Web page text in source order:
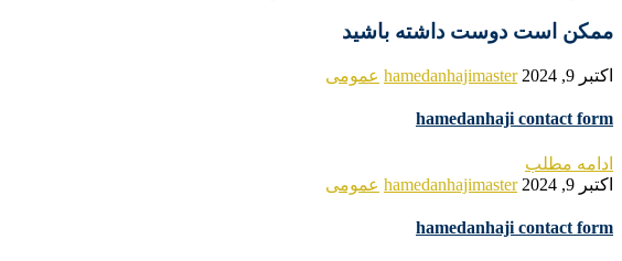
ممکن است دوست داشته باشید
اکتبر 9, 2024 hamedanhajimaster عمومی
hamedanhaji contact form
ادامه مطلب
اکتبر 9, 2024
hamedanhajimaster عمومی
hamedanhaji contact form